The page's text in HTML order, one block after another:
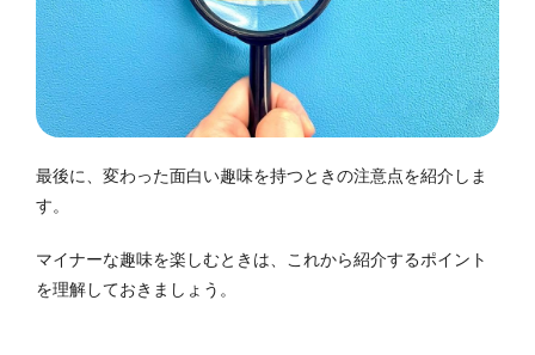
最後に、変わった面白い趣味を持つときの注意点を紹介しま
す。
マイナーな趣味を楽しむときは、これから紹介するポイント
を理解しておきましょう。